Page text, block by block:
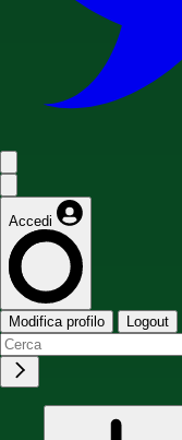
Accedi
Modifica profilo Logout